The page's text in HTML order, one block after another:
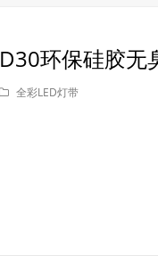
D30环保硅胶无
全彩LED灯带